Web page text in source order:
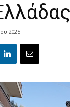
2025